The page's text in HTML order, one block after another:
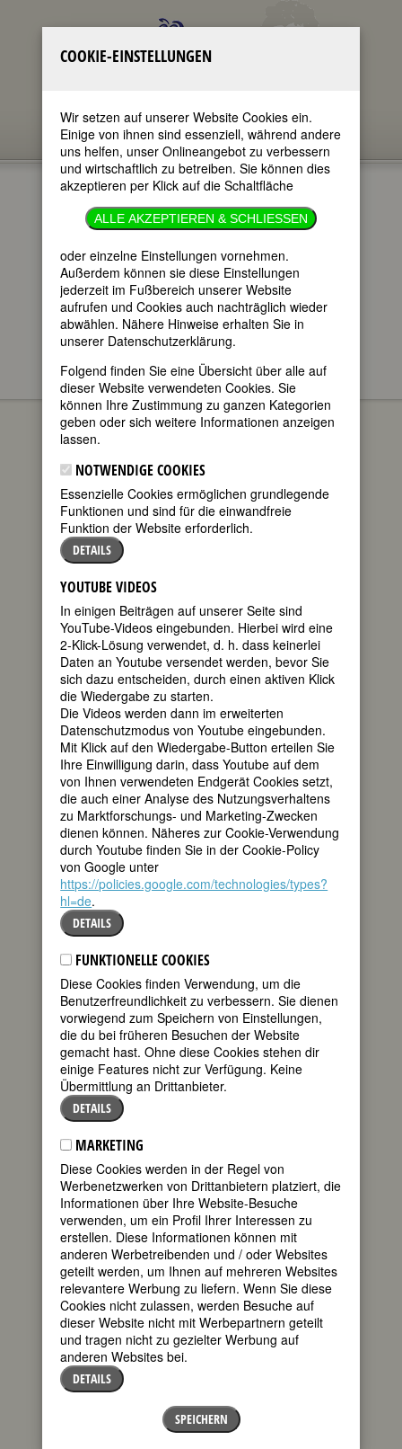
MARIA
HUEBER
im ganzen Text
nur in Titeln
BIOGRAPHIEN Maria Hueber
geboren am
22. Mai 1653
in Brixen,
gestorben am
6. Juli 1705 in
Brixen,
Südtirol/Italien
Südtiroler
Ordensgründerin und Pionierin der
Mädchenbildung
320. Todestag am 6. Juli 2025
Biografie•Zitate•Weblinks•Literatur &
Quellen
BIOGRAFIE
teilen
tweet
Maria Hueber ist
eine Pionierin der
Mädchen- und
Frauenbildung in
Tirol und die erste
Tirolerin, die
einen Orden gegründet hat. Die von ihr
1700 gegründete Kongregation, die
Tertiarschwestern des heiligen
Franziskus, ist heute die zahlenmäßig
Maria Hueber gehört zweifelsohne zu
den bedeutendsten Frauen in der
Geschichte Tirols und hat auch heute
noch das Zeug zur Leitfigur; ihr Leben
ist biographisch gut erschlossen, und es
läuft ein Seligsprechungsverfahren.
Nichtsdestotrotz wird sie – wie
vergleichbare Frauen in anderen
Regionen auch – nur sehr langsam zu
einem festen Bestandteil des
»kollektiven Gedächtnisses« ihres
Landes. Dies mag auch daran liegen,
dass sie eine historische Gestalt ist, die
sich bei näherem Hinsehen einfachen
Zuordnungen gründlich entzieht.
So ist ihr die
Gründung
einer Schule
wahrlich nicht
an der Wiege
gesungen
worden. Für
eine typisch
COOKIE-EINSTELLUNGEN
Wir setzen auf unserer Website Cookies ein.
Einige von ihnen sind essenziell, während andere
uns helfen, unser Onlineangebot zu verbessern
und wirtschaftlich zu betreiben. Sie können dies
akzeptieren per Klick auf die Schaltfläche
ALLE AKZEPTIEREN & SCHLIESSEN
oder einzelne Einstellungen vornehmen.
Außerdem können sie diese Einstellungen
jederzeit im Fußbereich unserer Website
aufrufen und Cookies auch nachträglich wieder
abwählen. Nähere Hinweise erhalten Sie in
unserer Datenschutzerklärung.
Folgend finden Sie eine Übersicht über alle auf
dieser Website verwendeten Cookies. Sie
können Ihre Zustimmung zu ganzen Kategorien
geben oder sich weitere Informationen anzeigen
lassen.
NOTWENDIGE COOKIES
Essenzielle Cookies ermöglichen grundlegende
Funktionen und sind für die einwandfreie
Funktion der Website erforderlich.
DETAILS
YOUTUBE VIDEOS
In einigen Beiträgen auf unserer Seite sind
YouTube-Videos eingebunden. Hierbei wird eine
2-Klick-Lösung verwendet, d. h. dass keinerlei
Daten an Youtube versendet werden, bevor Sie
sich dazu entscheiden, durch einen aktiven Klick
die Wiedergabe zu starten.
Die Videos werden dann im erweiterten
Datenschutzmodus von Youtube eingebunden.
Mit Klick auf den Wiedergabe-Button erteilen Sie
Ihre Einwilligung darin, dass Youtube auf dem
von Ihnen verwendeten Endgerät Cookies setzt,
die auch einer Analyse des Nutzungsverhaltens
zu Marktforschungs- und Marketing-Zwecken
dienen können. Näheres zur Cookie-Verwendung
durch Youtube finden Sie in der Cookie-Policy
von Google unter
https://policies.google.com/technologies/types?
hl=de.
DETAILS
FUNKTIONELLE COOKIES
Diese Cookies finden Verwendung, um die
Benutzerfreundlichkeit zu verbessern. Sie dienen
vorwiegend zum Speichern von Einstellungen,
die du bei früheren Besuchen der Website
gemacht hast. Ohne diese Cookies stehen dir
einige Features nicht zur Verfügung. Keine
Übermittlung an Drittanbieter.
DETAILS
MARKETING
Diese Cookies werden in der Regel von
Werbenetzwerken von Drittanbietern platziert, die
Informationen über Ihre Website-Besuche
verwenden, um ein Profil Ihrer Interessen zu
erstellen. Diese Informationen können mit
anderen Werbetreibenden und / oder Websites
geteilt werden, um Ihnen auf mehreren Websites
relevantere Werbung zu liefern. Wenn Sie diese
Cookies nicht zulassen, werden Besuche auf
dieser Website nicht mit Werbepartnern geteilt
und tragen nicht zu gezielter Werbung auf
anderen Websites bei.
DETAILS
SPEICHERN